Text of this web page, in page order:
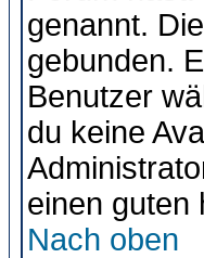
genannt.
gebunden.
Benutzer
du keine
einen guten
Nach oben